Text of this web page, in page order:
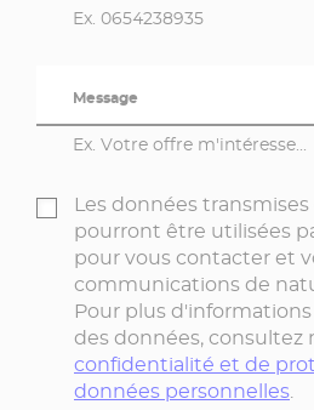
Ex. 0654238935
Message
Ex. Votre offre m'intéresse...
Les données
pourront être utilisées
pour vous contacter et
communications de
Pour plus
des données, consultez
confidentialité et de
données personnelles.